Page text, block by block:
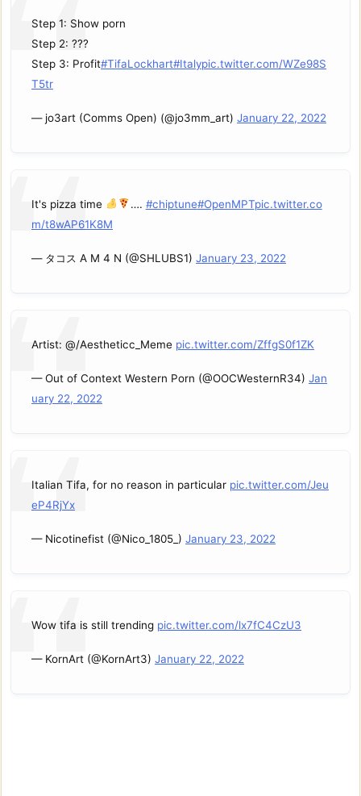
Step 1: Show porn
Step 2: ???
Step 3: Profit#TifaLockhart#Italypic.twitter.com/WZe98S
T5tr
— jo3art (Comms Open) (@jo3mm_art) January 22, 2022
It's pizza time …. #chiptune#OpenMPTpic.twitter.co
m/t8wAP61K8M
— タコス A M 4 N (@SHLUBS1) January 23, 2022
Artist: @/Aestheticc_Meme pic.twitter.com/ZffgS0f1ZK
— Out of Context Western Porn (@OOCWesternR34) Jan
uary 22, 2022
Italian Tifa, for no reason in particular pic.twitter.com/Jeu
eP4RjYx
— Nicotinefist (@Nico_1805_) January 23, 2022
Wow tifa is still trending pic.twitter.com/lx7fC4CzU3
— KornArt (@KornArt3) January 22, 2022